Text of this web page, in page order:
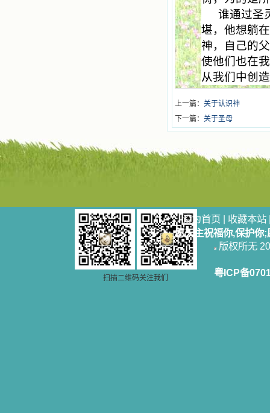
谁通过圣
堪，他想躺
神，自己的
使他们也在
从我们中创
上一篇： 关于认识神
下一篇： 关于圣母
扫描二维码关注我们
设为首页 | 收藏本站
愿天主祝福你,保护你
版权所无
粤ICP备